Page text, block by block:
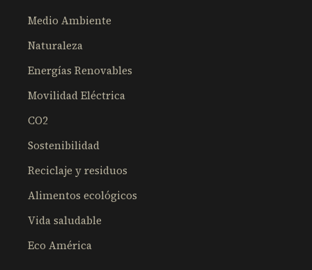
Medio Ambiente
Naturaleza
Energías Renovables
Movilidad Eléctrica
CO2
Sostenibilidad
Reciclaje y residuos
Alimentos ecológicos
Vida saludable
Eco América